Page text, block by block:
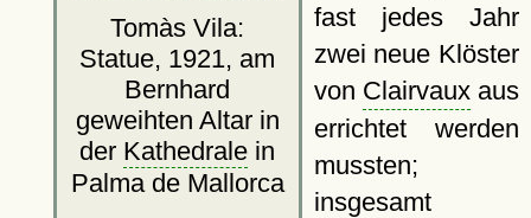
Tomàs Vila:
Statue, 1921, am
Bernhard
geweihten Altar in
der Kathedrale in
Palma de Mallorca
fast jedes Jahr
zwei neue Klöster
von Clairvauxaus
errichtet werden
mussten;
insgesamt